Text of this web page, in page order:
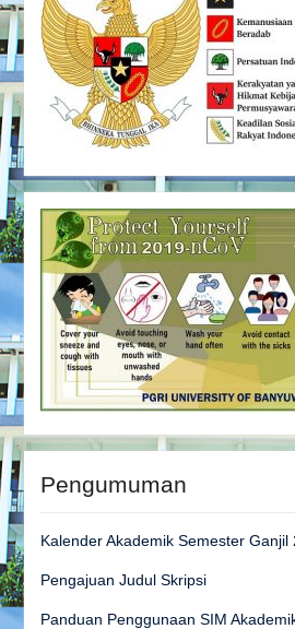
Pengumuman
Kalender Akademik Semester Ganjil
Pengajuan Judul Skripsi
Panduan Penggunaan SIM